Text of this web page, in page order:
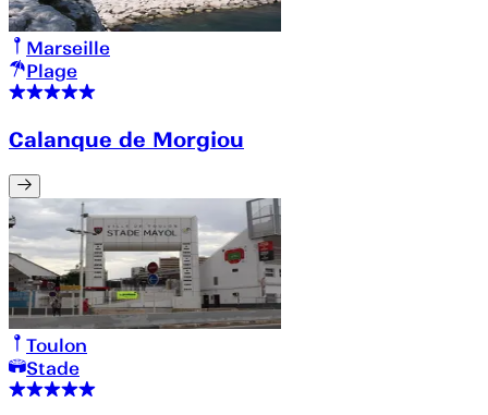
Marseille
Plage
Calanque de Morgiou
Toulon
Stade